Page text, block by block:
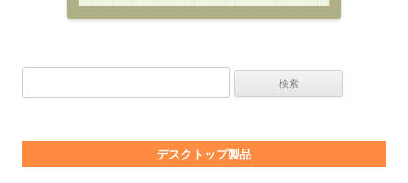
デスクトップ製品